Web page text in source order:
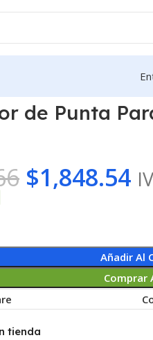
de Punta
$1,848.54
Añadir Al
Comprar
tienda